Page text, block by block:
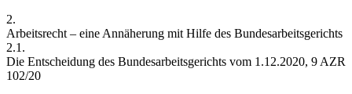
2.
Arbeitsrecht – eine Annäherung mit Hilfe des Bundesarbeitsgerichts
2.1.
Die Entscheidung des Bundesarbeitsgerichts vom 1.12.2020, 9 AZR
102/20